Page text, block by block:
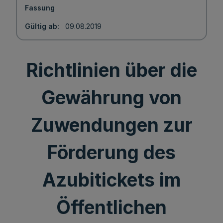
Fassung
Gültig ab 09.08.2019
Richtlinien über die
Gewährung von
Zuwendungen zur
Förderung des
Azubitickets im
Öffentlichen